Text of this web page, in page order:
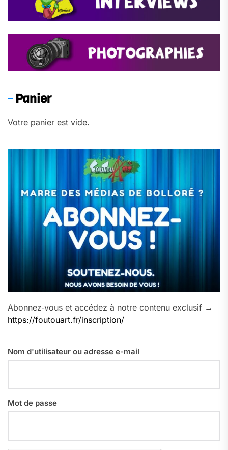
Panier
Votre panier est vide.
Abonnez‑vous et accédez à notre contenu exclusif →
https://foutouart.fr/inscription/
Nom d'utilisateur ou adresse e-mail
Mot de passe